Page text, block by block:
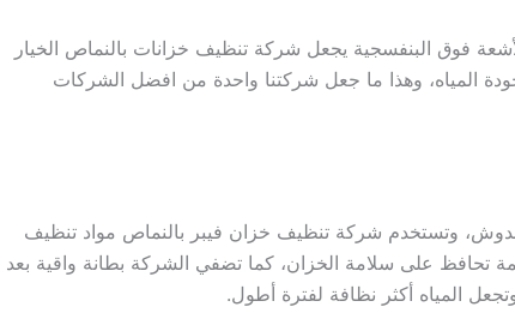
فوق البنفسجية يجعل شركة تنظيف خزانات بالنماص الخيار
المياه، وهذا ما جعل شركتنا واحدة من افضل الشركات
وتستخدم شركة تنظيف خزان فيبر بالنماص مواد تنظيف
على سلامة الخزان، كما تضفي الشركة بطانة واقية بعد
المياه أكثر نظافة لفترة أطول.